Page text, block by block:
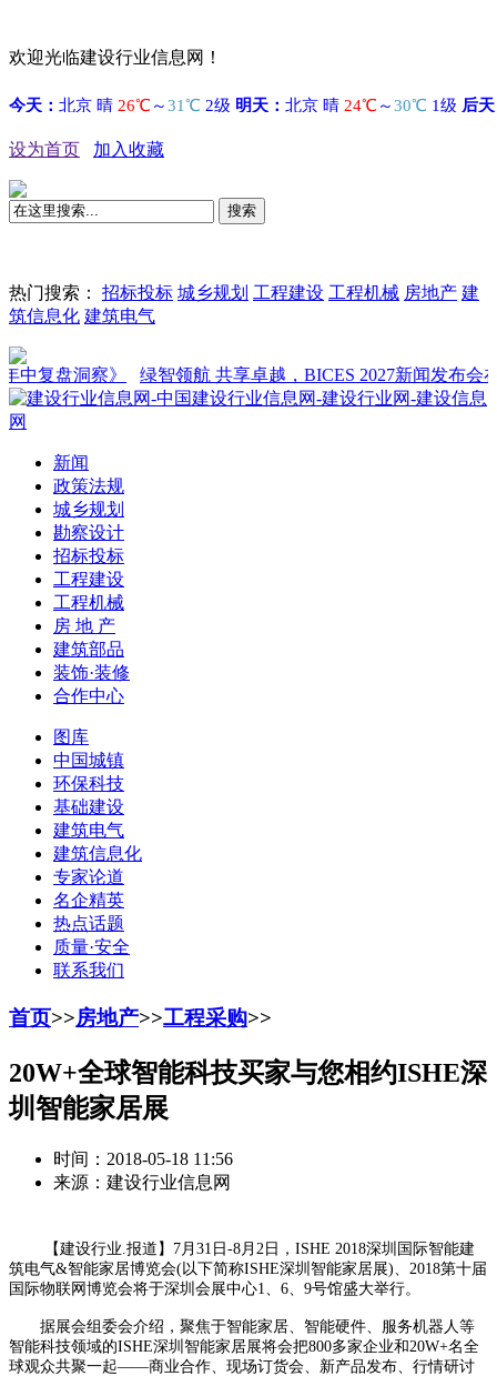
欢迎光临建设行业信息网！
设为首页 加入收藏
搜索
热门搜索： 招标投标 城乡规划 工程建设 工程机械 房地产 建
筑信息化 建筑电气
洞察》 绿智领航 共享卓越，BICES 2027新闻发布会在京召开
新闻
政策法规
城乡规划
勘察设计
招标投标
工程建设
工程机械
房 地 产
建筑部品
装饰·装修
合作中心
图库
中国城镇
环保科技
基础建设
建筑电气
建筑信息化
专家论道
名企精英
热点话题
质量·安全
联系我们
首页>>房地产>>工程采购>>
20W+全球智能科技买家与您相约ISHE深
圳智能家居展
时间：2018-05-18 11:56
来源：建设行业信息网
【建设行业.报道】7月31日-8月2日，ISHE 2018深圳国际智能建
筑电气&智能家居博览会(以下简称ISHE深圳智能家居展)、2018第十届
国际物联网博览会将于深圳会展中心1、6、9号馆盛大举行。
据展会组委会介绍，聚焦于智能家居、智能硬件、服务机器人等
智能科技领域的ISHE深圳智能家居展将会把800多家企业和20W+名全
球观众共聚一起——商业合作、现场订货会、新产品发布、行情研讨